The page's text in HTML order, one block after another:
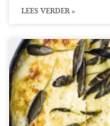
LEES VERDER »